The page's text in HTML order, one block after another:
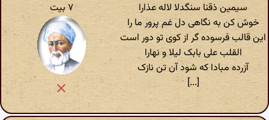
سیمین ذقنا سنگدلا لاله عذارا
خوش کن به نگاهی دل غم پرور ما را
این قالب فرسوده گر از کوی تو دور است
القلب علی بابک لیلا و نهارا
آزرده مبادا که شود آن تن نازک
[...]
۷ بیت